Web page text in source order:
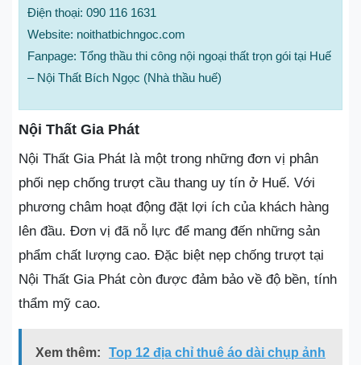
Điện thoại: 090 116 1631
Website: noithatbichngoc.com
Fanpage: Tổng thầu thi công nội ngoại thất trọn gói tại Huế
– Nội Thất Bích Ngọc (Nhà thầu huế)
Nội Thất Gia Phát
Nội Thất Gia Phát là một trong những đơn vị phân
phối nẹp chống trượt cầu thang uy tín ở Huế. Với
phương châm hoạt động đặt lợi ích của khách hàng
lên đầu. Đơn vị đã nỗ lực để mang đến những sản
phẩm chất lượng cao. Đặc biệt nẹp chống trượt tại
Nội Thất Gia Phát còn được đảm bảo về độ bền, tính
thẩm mỹ cao.
Xem thêm:
Top 12 địa chỉ thuê áo dài chụp ảnh